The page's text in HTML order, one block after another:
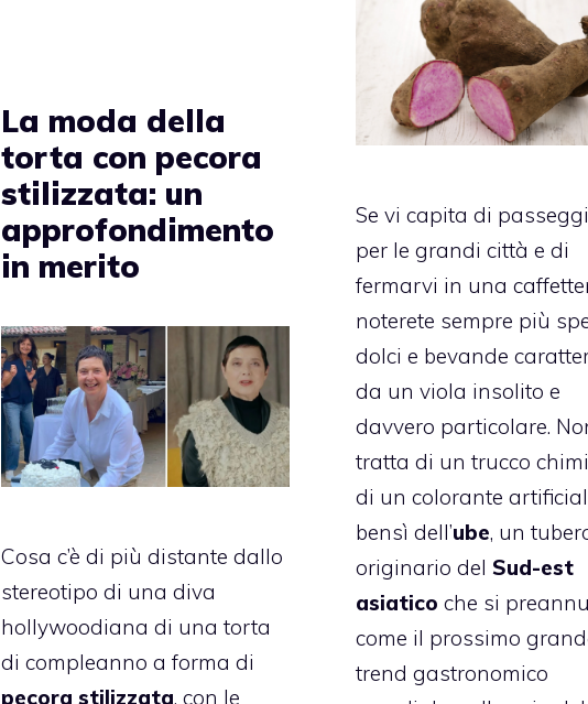
Se vi capita di
per le grandi città e di
fermarvi in una
noterete sempre più
dolci e bevande
da un viola insolito e
davvero particolare.
tratta di un trucco
di un colorante
bensì dell’ube, un
originario delSud-est
asiatico che si
come il prossimo
trend gastronomico
La moda della
torta con pecora
stilizzata: un
approfondimento
in merito
Cosa c’è di più distante dallo
stereotipo di una diva
hollywoodiana di una torta
di compleanno a forma di
pecora stilizzata, con le